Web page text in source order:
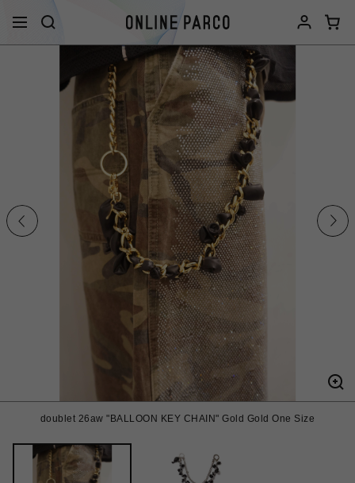
doublet 26aw "BALLOON KEY CHAIN" Gold Gold One Size